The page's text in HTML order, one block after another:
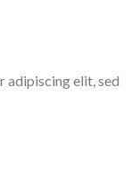
adipiscing elit, sed